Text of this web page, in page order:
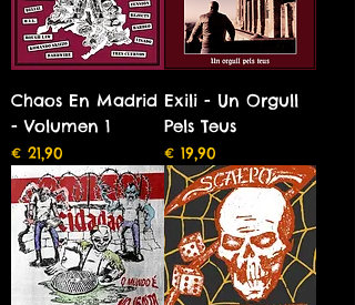
Chaos En Madrid
- Volumen 1
Preço
€ 21,90
Exili - Un Orgull
Pels Teus
Preço
€ 19,90